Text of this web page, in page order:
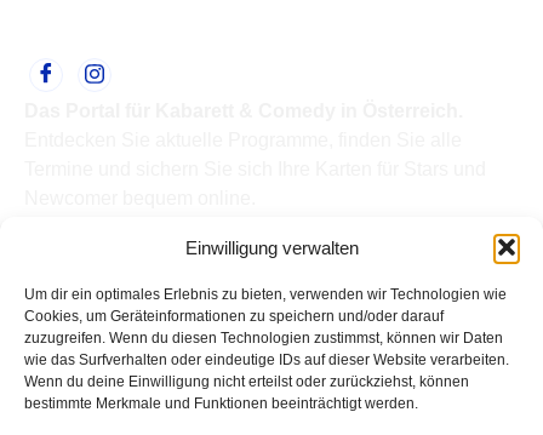
Einwilligung verwalten
Um dir ein optimales Erlebnis zu bieten, verwenden wir Technologien wie
Cookies, um Geräteinformationen zu speichern und/oder darauf
zuzugreifen. Wenn du diesen Technologien zustimmst, können wir Daten
wie das Surfverhalten oder eindeutige IDs auf dieser Website verarbeiten.
Wenn du deine Einwilligung nicht erteilst oder zurückziehst, können
bestimmte Merkmale und Funktionen beeinträchtigt werden.
Termine
Kabarettisten
Spielorte
Top Links
Kabarettisten in Österreich: Aktuelle Stars & Programme